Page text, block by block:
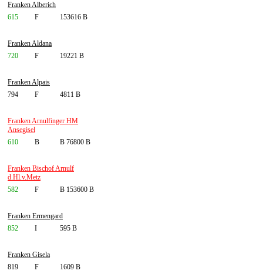
Franken Alberich
615
F 153616 B
Franken Aldana
720
F 19221 B
Franken Alpais
794
F 4811 B
Franken Arnulfinger HM
Ansegisel
610
B B 76800 B
Franken Bischof Arnulf
d.Hl.v.Metz
582
F B 153600 B
Franken Ermengard
852
I 595 B
Franken Gisela
819
F 1609 B